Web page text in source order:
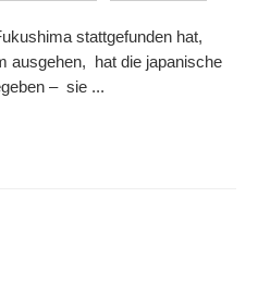
stattgefunden hat,
ausgehen, hat die japanische
– sie ...